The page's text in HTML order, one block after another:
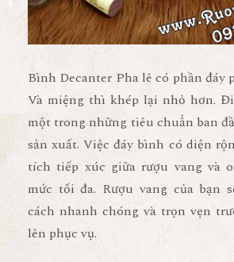
Bình Decanter Pha lê có phần đáy
Và miệng thì khép lại nhỏ hơn.
một trong những tiêu chuẩn ban
sản xuất. Việc đáy bình có diện
tích tiếp xúc giữa rượu vang và
mức tối đa. Rượu vang của bạn
cách nhanh chóng và trọn vẹn
lên phục vụ.